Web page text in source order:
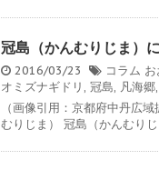
冠島（かんむりじま）
2016/03/23 コラム
オミズナギドリ , 冠島, 凡海郷,
（画像引用：京都府中丹広
むりじま） 冠島（かんむり